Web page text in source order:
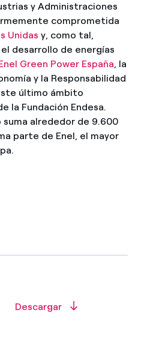
y Administraciones
comprometida
Unidas y, como tal,
desarrollo de energías
Green Power España, la
y la Responsabilidad
último ámbito
la Fundación Endesa.
alrededor de 9.600
parte de Enel, el mayor
Descargar